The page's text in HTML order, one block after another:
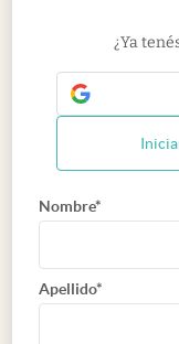
¿Ya
Nombre*
Apellido*